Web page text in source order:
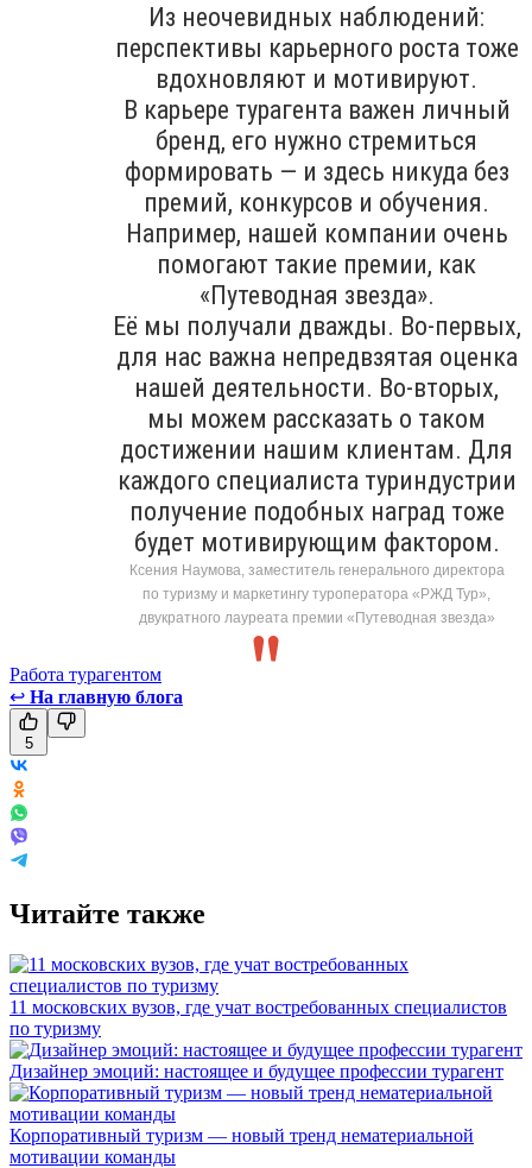
Из неочевидных наблюдений:
перспективы карьерного роста тоже
вдохновляют и мотивируют.
В карьере турагента важен личный
бренд, его нужно стремиться
формировать — и здесь никуда без
премий, конкурсов и обучения.
Например, нашей компании очень
помогают такие премии, как
«Путеводная звезда».
Её мы получали дважды. Во-первых,
для нас важна непредвзятая оценка
нашей деятельности. Во-вторых,
мы можем рассказать о таком
достижении нашим клиентам. Для
каждого специалиста туриндустрии
получение подобных наград тоже
будет мотивирующим фактором.
Ксения Наумова, заместитель генерального директора
по туризму и маркетингу туроператора «РЖД Тур»,
двукратного лауреата премии «Путеводная звезда»
Работа турагентом
↩ На главную блога
5
Читайте также
11 московских вузов, где учат востребованных специалистов
по туризму
Дизайнер эмоций: настоящее и будущее профессии турагент
Корпоративный туризм — новый тренд нематериальной
мотивации команды